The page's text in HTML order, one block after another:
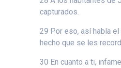
capturados.
29 Por eso, así habla
hecho que se les
30 En cuanto a ti,